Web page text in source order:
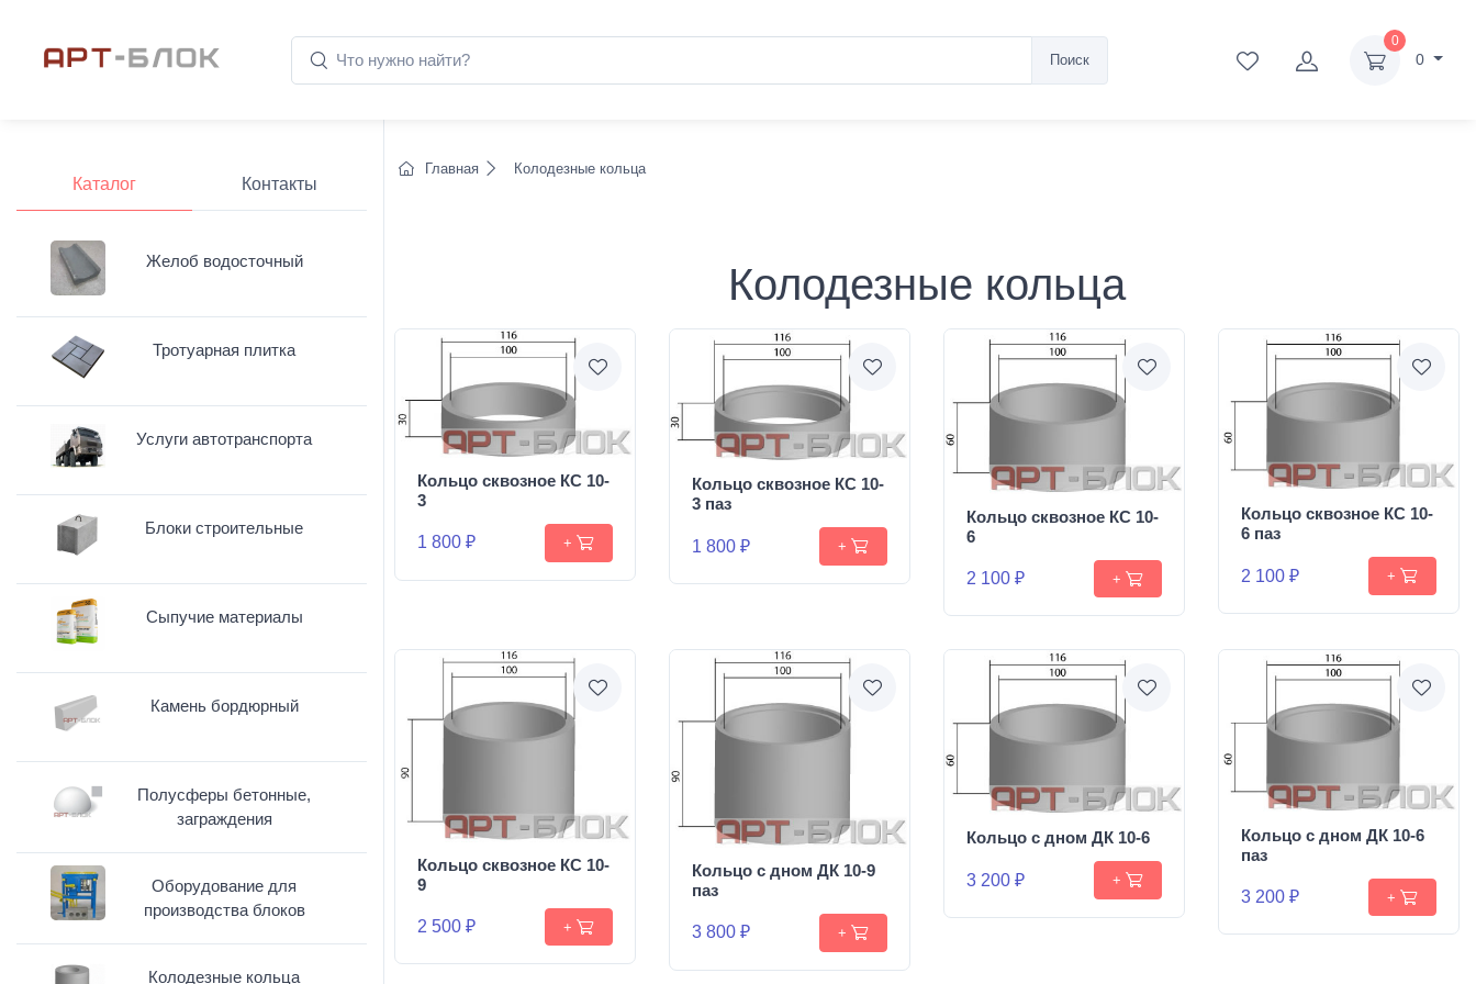
Поиск
0
0
Главная Колодезные кольца
Колодезные кольца
Кольцо сквозное КС 10-
3
1 800 ₽ +
Кольцо сквозное КС 10-
3 паз
1 800 ₽ +
Кольцо сквозное КС 10-
6
2 100 ₽ +
Кольцо сквозное КС 10-
6 паз
2 100 ₽ +
Кольцо сквозное КС 10-
9
2 500 ₽ +
Кольцо с дном ДК 10-9
паз
3 800 ₽ +
Кольцо с дном ДК 10-6
3 200 ₽ +
Кольцо с дном ДК 10-6
паз
3 200 ₽ +
Каталог Контакты
Желоб водосточный
Тротуарная плитка
Услуги автотранспорта
Блоки строительные
Сыпучие материалы
Камень бордюрный
Полусферы бетонные,
заграждения
Оборудование для
производства блоков
Колодезные кольца